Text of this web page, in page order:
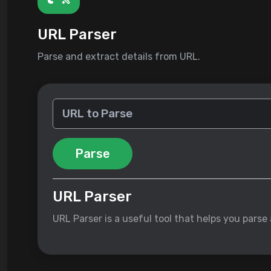
URL Parser
Parse and extract details from URL.
Parse
URL Parser
URL Parser is a useful tool that helps you